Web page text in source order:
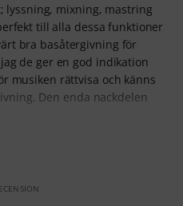
lyssning, mixning, mastring
till alla dessa funktioner
bra basåtergivning för
de ger en god indikation
musiken rättvisa och känns
Den enda nackdelen